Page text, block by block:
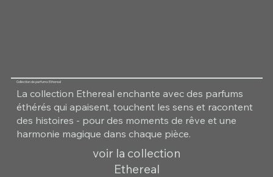
Collection de parfums Ethereal
La collection Ethereal enchante avec des parfums
éthérés qui apaisent, touchent les sens et racontent
des histoires - pour des moments de rêve et une
harmonie magique dans chaque pièce.
voir la collection
Ethereal